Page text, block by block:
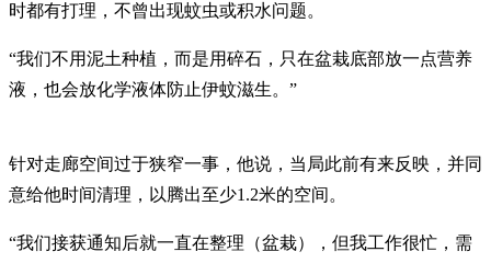
时都有打理，不曾出现蚊虫或积水问题。
“我们不用泥土种植，而是用碎石，只在盆栽底部放一点营养
液，也会放化学液体防止伊蚊滋生。”
针对走廊空间过于狭窄一事，他说，当局此前有来反映，并同
意给他时间清理，以腾出至少1.2米的空间。
“我们接获通知后就一直在整理（盆栽），但我工作很忙，需